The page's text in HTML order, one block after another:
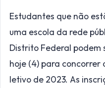
Estudantes que não
uma escola da rede
Distrito Federal podem
hoje (4) para concorrer
letivo de 2023. As